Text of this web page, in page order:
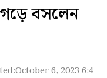
বসলেন
October 6, 2023 6:41